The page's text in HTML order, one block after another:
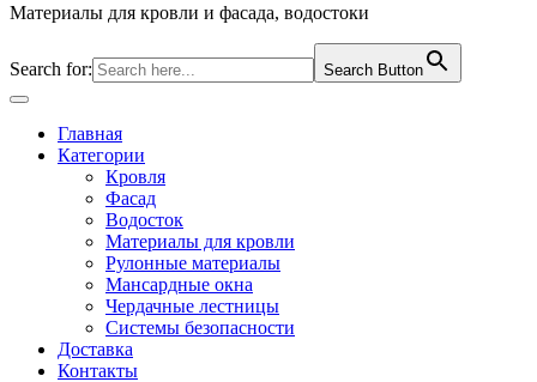
Материалы для кровли и фасада, водостоки
Search for: Search Button
Open
ButtonГлавная
Категории
Кровля
Фасад
Водосток
Материалы для кровли
Рулонные материалы
Мансардные окна
Чердачные лестницы
Системы безопасности
Доставка
Контакты